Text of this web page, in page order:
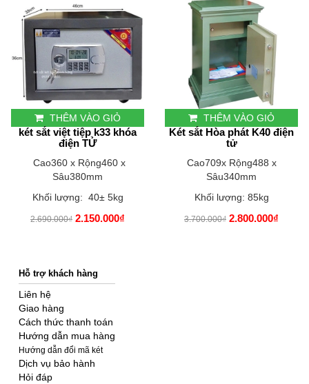
THÊM VÀO GIỎ
két sắt việt tiệp k33 khóa
điện TỬ
Cao360 x Rộng460 x
Sâu380mm
Khối lượng: 40± 5kg
2.690.000₫ 2.150.000₫
THÊM VÀO GIỎ
Két sắt Hòa phát K40 điện
tử
Cao709x Rộng488 x
Sâu340mm
Khối lượng: 85kg
3.700.000₫ 2.800.000₫
Hỗ trợ khách hàng
Liên hệ
Giao hàng
Cách thức thanh toán
Hướng dẫn mua hàng
Hướng dẫn đổi mã két
Dịch vụ bảo hành
Hỏi đáp